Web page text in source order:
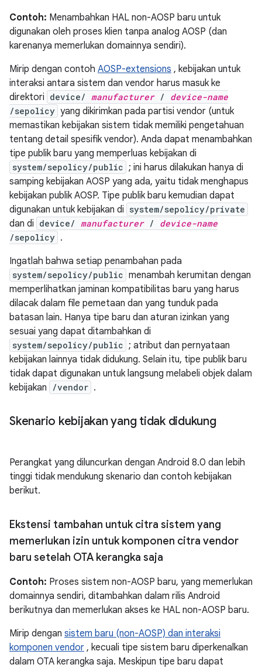
Contoh: Menambahkan HAL non-AOSP baru untuk
digunakan oleh proses klien tanpa analog AOSP (dan
karenanya memerlukan domainnya sendiri).
Mirip dengan contoh AOSP-extensions , kebijakan untuk
interaksi antara sistem dan vendor harus masuk ke
direktori device/ manufacturer/ device-name
/sepolicy yang dikirimkan pada partisi vendor (untuk
memastikan kebijakan sistem tidak memiliki pengetahuan
tentang detail spesifik vendor). Anda dapat menambahkan
tipe publik baru yang memperluas kebijakan di
system/sepolicy/public ; ini harus dilakukan hanya di
samping kebijakan AOSP yang ada, yaitu tidak menghapus
kebijakan publik AOSP. Tipe publik baru kemudian dapat
digunakan untuk kebijakan di system/sepolicy/private
dan di device/ manufacturer/ device-name
/sepolicy .
Ingatlah bahwa setiap penambahan pada
system/sepolicy/public menambah kerumitan dengan
memperlihatkan jaminan kompatibilitas baru yang harus
dilacak dalam file pemetaan dan yang tunduk pada
batasan lain. Hanya tipe baru dan aturan izinkan yang
sesuai yang dapat ditambahkan di
system/sepolicy/public ; atribut dan pernyataan
kebijakan lainnya tidak didukung. Selain itu, tipe publik baru
tidak dapat digunakan untuk langsung melabeli objek dalam
kebijakan
/vendor .
Skenario kebijakan yang tidak didukung
Perangkat yang diluncurkan dengan Android 8.0 dan lebih
tinggi tidak mendukung skenario dan contoh kebijakan
berikut.
Ekstensi tambahan untuk citra sistem yang
memerlukan izin untuk komponen citra vendor
baru setelah OTA kerangka saja
Contoh: Proses sistem non-AOSP baru, yang memerlukan
domainnya sendiri, ditambahkan dalam rilis Android
berikutnya dan memerlukan akses ke HAL non-AOSP baru.
Mirip dengan sistem baru (non-AOSP) dan interaksi
komponen vendor , kecuali tipe sistem baru diperkenalkan
dalam OTA kerangka saja. Meskipun tipe baru dapat